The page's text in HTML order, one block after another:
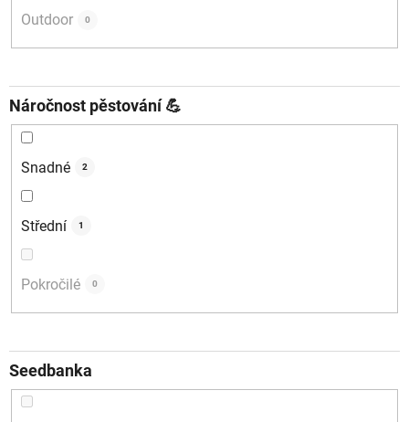
Outdoor 0
Náročnost pěstování 💪
Snadné 2
Střední 1
Pokročilé 0
Seedbanka